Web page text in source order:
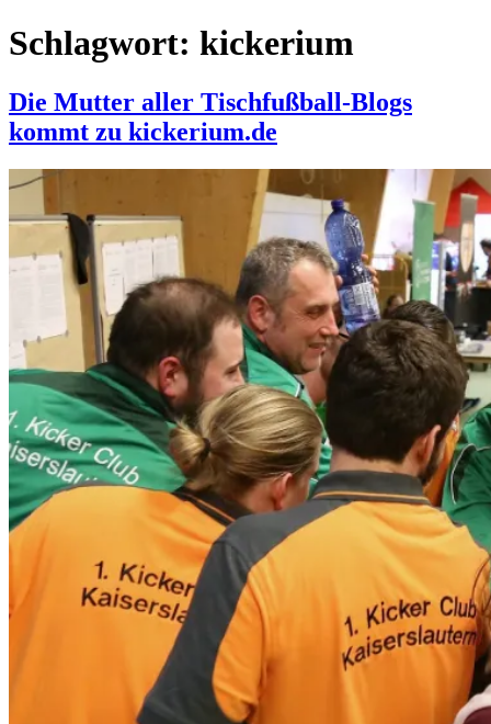
Schlagwort: kickerium
Die Mutter aller Tischfußball-Blogs
kommt zu kickerium.de